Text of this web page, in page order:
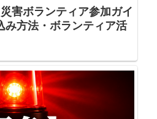
害ボランティア参加ガイ
み方法・ボランティア活